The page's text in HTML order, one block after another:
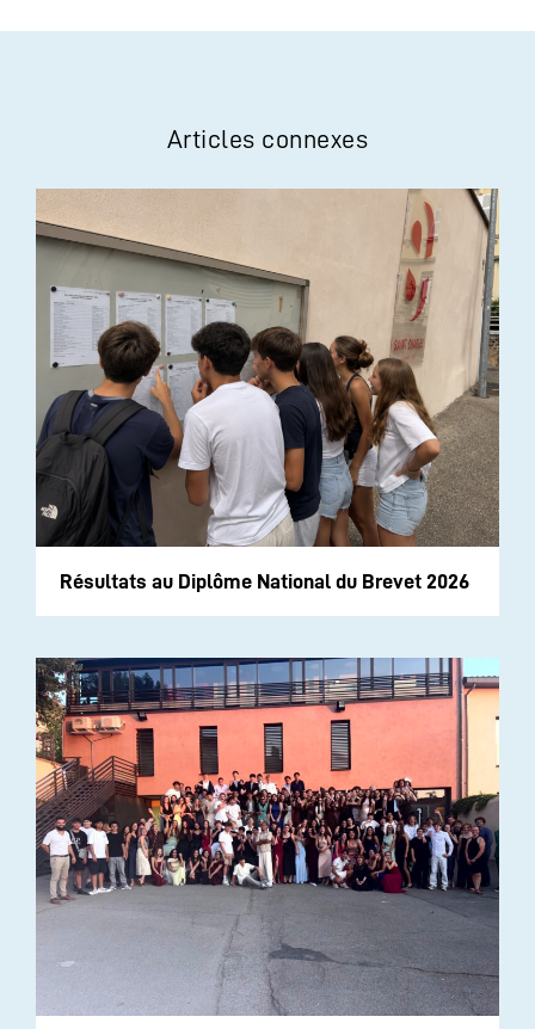
Articles connexes
Résultats au Diplôme National du Brevet 2026